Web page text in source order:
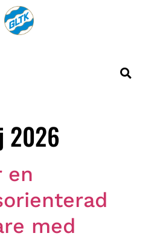
2026
en
med